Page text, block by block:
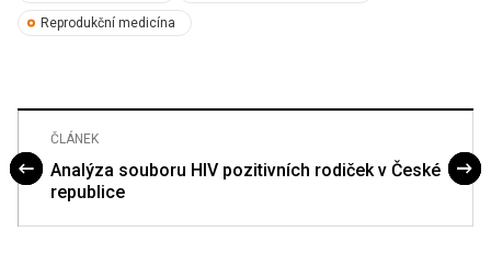
Reprodukční medicína
ČLÁNEK
Analýza souboru HIV pozitivních rodiček v České
republice